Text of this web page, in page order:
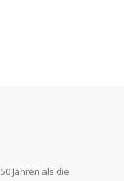
Jahren als die